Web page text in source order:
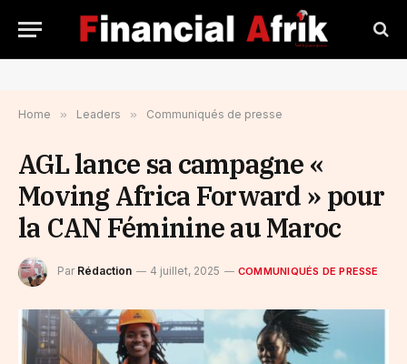
Home » Leaders » Communiqués de presse
AGL lance sa campagne «
Moving Africa Forward » pour
la CAN Féminine au Maroc
Par Rédaction 4 juillet, 2025 COMMUNIQUÉS DE PRESSE